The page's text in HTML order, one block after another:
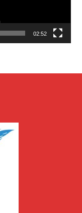
02:52